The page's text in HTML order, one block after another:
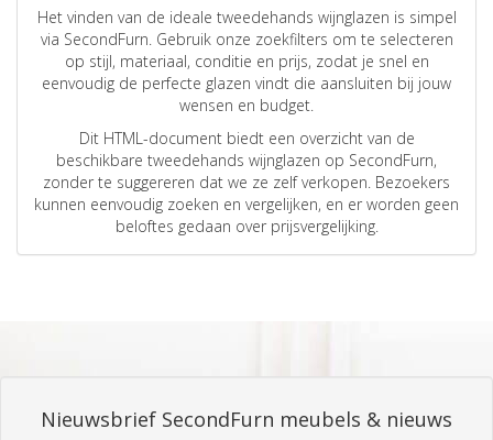
Het vinden van de ideale tweedehands wijnglazen is simpel
via SecondFurn. Gebruik onze zoekfilters om te selecteren
op stijl, materiaal, conditie en prijs, zodat je snel en
eenvoudig de perfecte glazen vindt die aansluiten bij jouw
wensen en budget.
Dit HTML-document biedt een overzicht van de
beschikbare tweedehands wijnglazen op SecondFurn,
zonder te suggereren dat we ze zelf verkopen. Bezoekers
kunnen eenvoudig zoeken en vergelijken, en er worden geen
beloftes gedaan over prijsvergelijking.
Nieuwsbrief SecondFurn meubels & nieuws